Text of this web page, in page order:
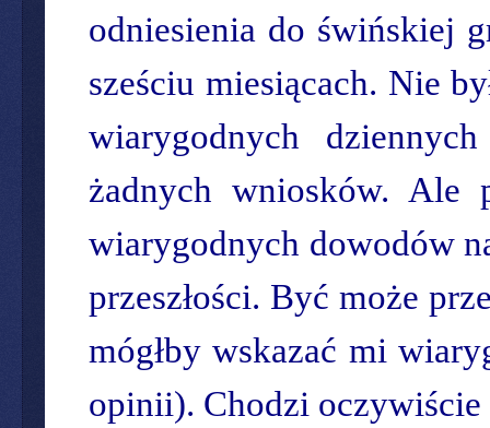
odniesienia do świńskiej
sześciu miesiącach. Nie
wiarygodnych
żadnych wniosków. Ale
wiarygodnych dowodów
przeszłości. Być może
mógłby wskazać mi
opinii). Chodzi